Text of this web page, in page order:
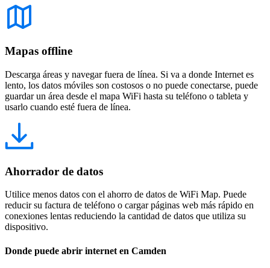
Mapas offline
Descarga áreas y navegar fuera de línea. Si va a donde Internet es
lento, los datos móviles son costosos o no puede conectarse, puede
guardar un área desde el mapa WiFi hasta su teléfono o tableta y
usarlo cuando esté fuera de línea.
Ahorrador de datos
Utilice menos datos con el ahorro de datos de WiFi Map. Puede
reducir su factura de teléfono o cargar páginas web más rápido en
conexiones lentas reduciendo la cantidad de datos que utiliza su
dispositivo.
Donde puede abrir internet en Camden